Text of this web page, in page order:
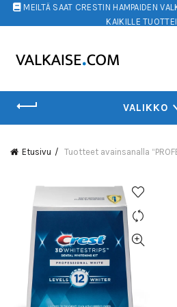
MEILTÄ SAAT CRESTIN HAMPAIDEN
KAIKILLE
VALIKKO
Etusivu Tuotteet avainsanalla